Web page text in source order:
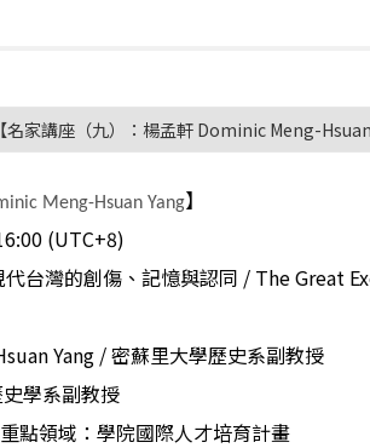
【名家講座（九）：楊孟軒 Dominic Meng-
Meng-Hsuan Yang】
(UTC+8)
台灣的創傷、記憶與認同 / The Great
Yang /密蘇里大學歷史系副教授
學系副教授
點領域：學院國際人才培育計畫